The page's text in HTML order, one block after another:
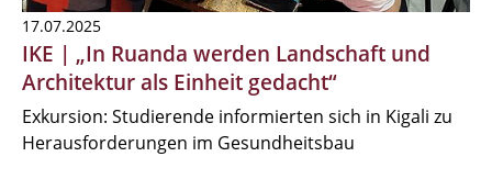
17.07.2025
IKE | „In Ruanda werden Landschaft und
Architektur als Einheit gedacht“
Exkursion: Studierende informierten sich in Kigali zu
Herausforderungen im Gesundheitsbau